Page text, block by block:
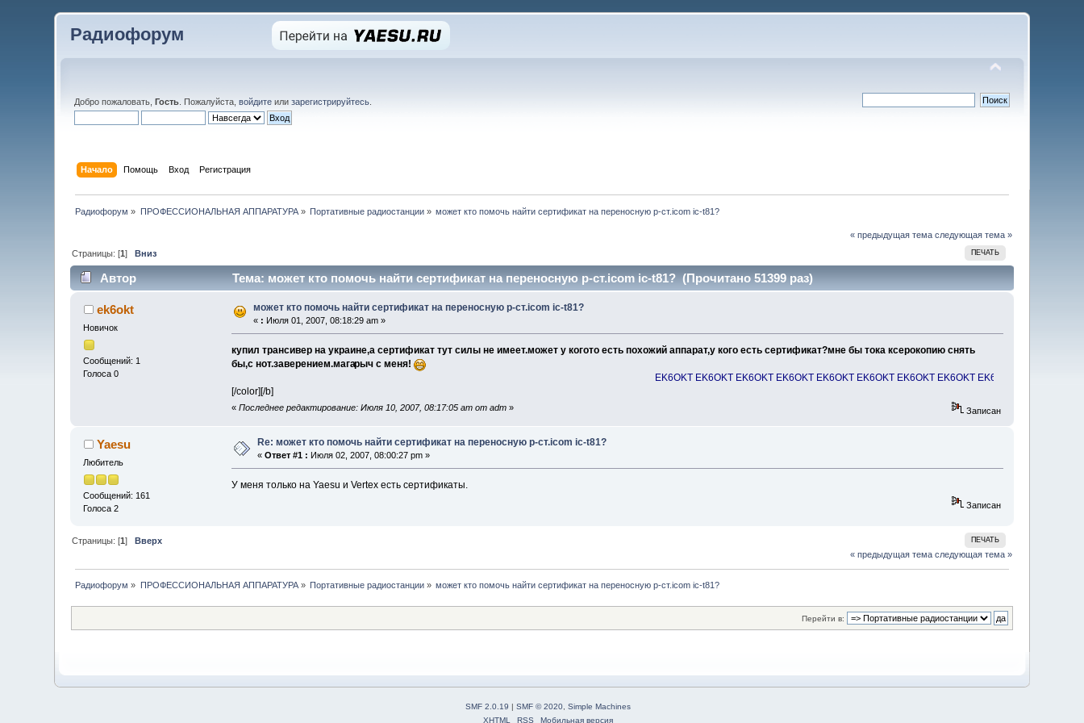
Радиофорум
Добро пожаловать,Гость . Пожалуйста,войдите илизарегистрируйтесь
Начало Помощь Вход Регистрация
Радиофорум » ПРОФЕССИОНАЛЬНАЯ АППАРАТУРА» Портативные радиостанции » может кто помочь найти сертификат на переносную р-ст.icom ic-t81?
« предыдущая тема следующая тема »
ПЕЧАТЬ
Страницы: [1]Вниз
Автор Тема: может кто помочь найти сертификат на переносную р-ст.icom ic-t81? (Прочитано 51399 раз)
ek6okt
Новичок
Сообщений: 1
Голоса 0
может кто помочь найти сертификат на переносную р-ст.icom ic-t81?
« : Июля 01, 2007, 08:18:29 am »
купил трансивер на украине,а сертификат тут силы не имеет.может у когото есть похожий аппарат,у кого есть сертификат?мне бы тока ксерокопию снять
бы,с нот.заверением.магарыч с меня!
EK6OKT EK6OKT EK6OKT EK6OKT EK6OKT EK6OKT EK6OKT EK6OKT EK6OKT EK6OKT
[/color][/b]
« Последнее редактирование: Июля 10, 2007, 08:17:05 am от adm» Записан
Yaesu
Любитель
Сообщений: 161
Голоса 2
Re: может кто помочь найти сертификат на переносную р-ст.icom ic-t81?
«Ответ #1 : Июля 02, 2007, 08:00:27 pm »
У меня только на Yaesu и Vertex есть сертификаты.
Записан
ПЕЧАТЬ
Страницы: [1]Вверх
« предыдущая тема следующая тема »
Радиофорум » ПРОФЕССИОНАЛЬНАЯ АППАРАТУРА» Портативные радиостанции » может кто помочь найти сертификат на переносную р-ст.icom ic-t81?
Перейти в:
SMF 2.0.19 | SMF © 2020 Simple Machines
XHTML
RSS Мобильная версия